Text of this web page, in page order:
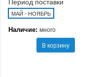
МАЙ - НОЯБРЬ
Наличие: много
В корзину